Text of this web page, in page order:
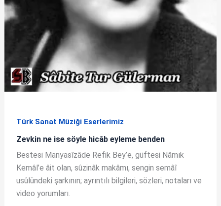
Türk Sanat Müziği Eserlerimiz
Zevkin ne ise söyle hicâb eyleme benden
Bestesi Manyasîzâde Refik Bey’e, güftesi Nâmık
Kemâl’e âit olan, sûzinâk makâmı, sengin semâî
usûlündeki şarkının; ayrıntılı bilgileri, sözleri, notaları ve
video yorumları.